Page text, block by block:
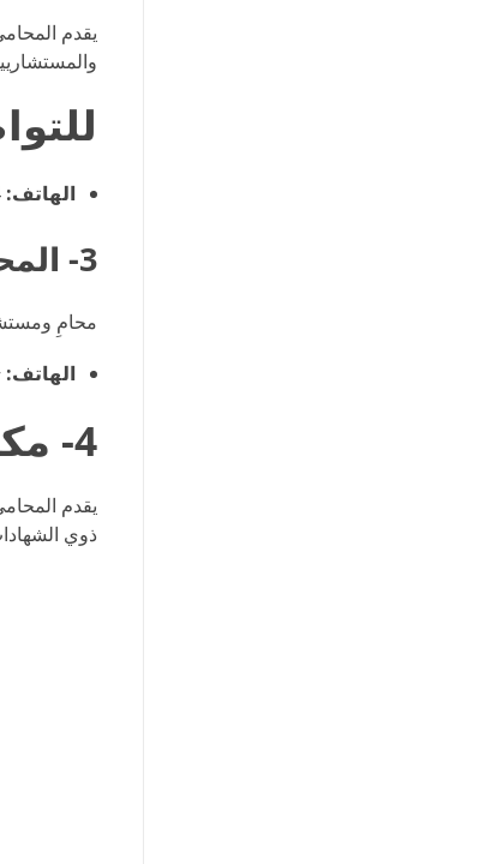
يقدم
الهاتف:
3- المحامي أنس العمري
محامِ
الهاتف:
4- مكتب المحامي خالد سامي أبو راشد
يقدم
ذوي